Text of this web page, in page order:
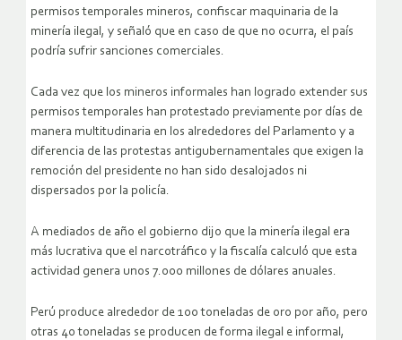
permisos temporales mineros, confiscar maquinaria de la
minería ilegal, y señaló que en caso de que no ocurra, el país
podría sufrir sanciones comerciales.
Cada vez que los mineros informales han logrado extender sus
permisos temporales han protestado previamente por días de
manera multitudinaria en los alrededores del Parlamento y a
diferencia de las protestas antigubernamentales que exigen la
remoción del presidente no han sido desalojados ni
dispersados por la policía.
A mediados de año el gobierno dijo que la minería ilegal era
más lucrativa que el narcotráfico y la fiscalía calculó que esta
actividad genera unos 7.000 millones de dólares anuales.
Perú produce alrededor de 100 toneladas de oro por año, pero
otras 40 toneladas se producen de forma ilegal e informal,